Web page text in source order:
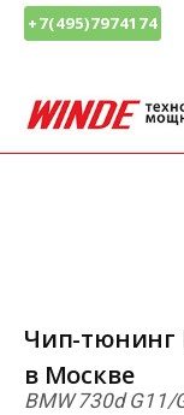
+7(495)7974174
Чип-тюнинг
в Москве
BMW 730d G11/